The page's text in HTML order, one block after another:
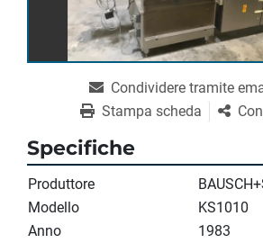
Condividere tramite
Stampa scheda
Specifiche
Produttore
Modello
KS1010
Anno
1983